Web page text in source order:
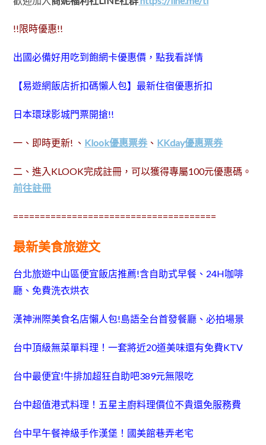
!!限時優惠!!
出國必備好用吃到飽網卡優惠價，點我看詳情
【易遊網飯店折扣碼懶人包】最新住宿優惠折扣
日本環球影城門票開搶!!
一、即時更新! 、 Klook優惠票券 、 KKday優惠票券
二、進入KLOOK完成註冊，可以獲得專屬100元優惠碼。
前往註冊
======================================
最新美食旅遊文
台北旅遊中山區便宜飯店推薦!含自助式早餐、24H咖啡
廳、免費洗衣烘衣
漢神洲際美食名店懶人包!島語全台首發餐廳、必拍場景
台中頂級無菜單料理！一套將近20道美味還有免費KTV
台中最便宜!牛排加超狂自助吧389元無限吃
台中超值港式料理！五星主廚料理價位不貴還免服務費
台中早午餐神級手作漢堡！國美館巷弄老宅